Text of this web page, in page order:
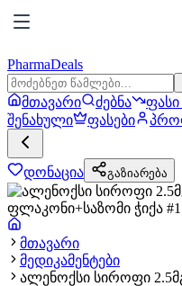
PharmaDeals
მთავარი ძებნა ფასი
შენახული
ფასები
დონაცია გაზიარება
მთავარი
მედიკამენტები
ალენოქსი სიროფი